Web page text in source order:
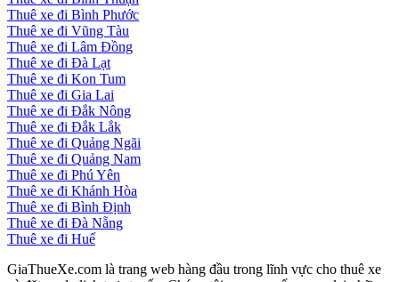
Thuê xe đi Bình Phước
Thuê xe đi Vũng Tàu
Thuê xe đi Lâm Đồng
Thuê xe đi Đà Lạt
Thuê xe đi Kon Tum
Thuê xe đi Gia Lai
Thuê xe đi Đắk Nông
Thuê xe đi Đắk Lắk
Thuê xe đi Quảng Ngãi
Thuê xe đi Quảng Nam
Thuê xe đi Phú Yên
Thuê xe đi Khánh Hòa
Thuê xe đi Bình Định
Thuê xe đi Đà Nẵng
Thuê xe đi Huế
GiaThueXe.com là trang web hàng đầu trong lĩnh vực cho thuê xe